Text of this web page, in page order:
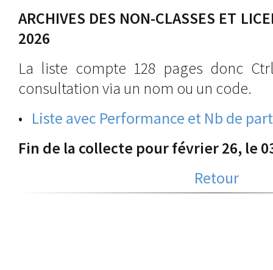
ARCHIVES DES NON-CLASSES ET
2026
La liste compte 128 pages donc
consultation via un nom ou un code.
• Liste avec Performance et Nb de
Fin de la collecte pour février 26, le
Retour